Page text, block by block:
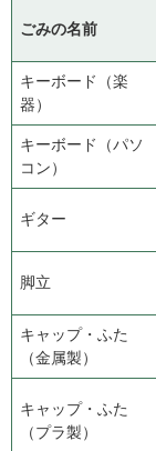
ごみの名前
キーボード（楽
器）
キーボード（パソ
コン）
ギター
脚立
キャップ・ふた
（金属製）
キャップ・ふた
（プラ製）